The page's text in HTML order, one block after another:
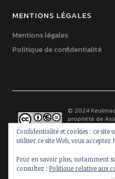
MENTIONS LÉGALES
Mentions légales
Politique de confidentialité
© 2024
propriété de
France-Corée
termes de la
Pas d’Utilisation Commerciale -
Confidentialité et cookies : ce site
utiliser ce site Web, vous
Pour en savoir plus, notamment
consultez : Politique relative aux